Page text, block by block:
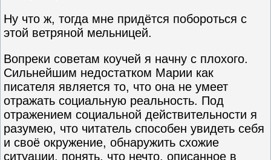
Ну что ж, тогда мне придётся побороться с
этой ветряной мельницей.
Вопреки советам коучей я начну с плохого.
Сильнейшим недостатком Марии как
писателя является то, что она не умеет
отражать социальную реальность. Под
отражением социальной действительности я
разумею, что читатель способен увидеть себя
и своё окружение, обнаружить схожие
ситуации, понять, что нечто, описанное в